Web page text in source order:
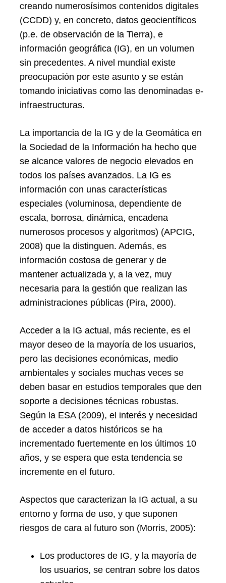
creando numerosísimos contenidos digitales
(CCDD) y, en concreto, datos geocientíficos
(p.e. de observación de la Tierra), e
información geográfica (IG), en un volumen
sin precedentes. A nivel mundial existe
preocupación por este asunto y se están
tomando iniciativas como las denominadas e-
infraestructuras.
La importancia de la IG y de la Geomática en
la Sociedad de la Información ha hecho que
se alcance valores de negocio elevados en
todos los países avanzados. La IG es
información con unas características
especiales (voluminosa, dependiente de
escala, borrosa, dinámica, encadena
numerosos procesos y algoritmos) (APCIG,
2008) que la distinguen. Además, es
información costosa de generar y de
mantener actualizada y, a la vez, muy
necesaria para la gestión que realizan las
administraciones públicas (Pira, 2000).
Acceder a la IG actual, más reciente, es el
mayor deseo de la mayoría de los usuarios,
pero las decisiones económicas, medio
ambientales y sociales muchas veces se
deben basar en estudios temporales que den
soporte a decisiones técnicas robustas.
Según la ESA (2009), el interés y necesidad
de acceder a datos históricos se ha
incrementado fuertemente en los últimos 10
años, y se espera que esta tendencia se
incremente en el futuro.
Aspectos que caracterizan la IG actual, a su
entorno y forma de uso, y que suponen
riesgos de cara al futuro son (Morris, 2005):
Los productores de IG, y la mayoría de
los usuarios, se centran sobre los datos